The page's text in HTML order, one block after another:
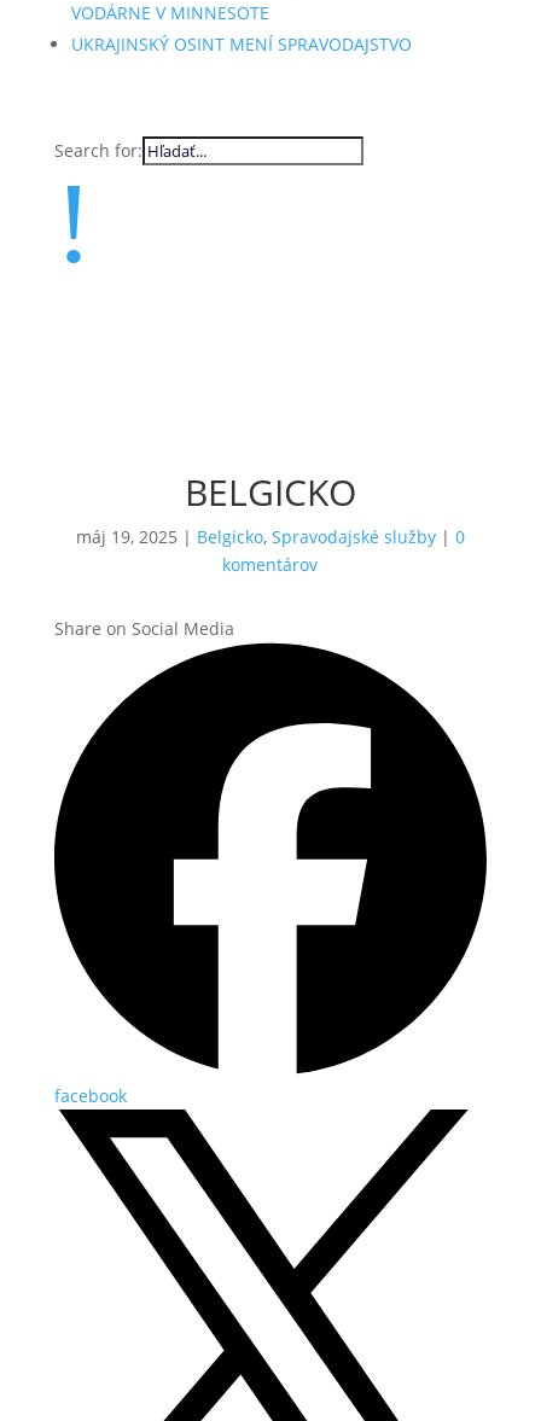
VODÁRNE V MINNESOTE
UKRAJINSKÝ OSINT MENÍ SPRAVODAJSTVO
Search for:
!
BELGICKO
máj 19, 2025 | Belgicko, Spravodajské služby| 0
komentárov
Share on Social Media
facebook